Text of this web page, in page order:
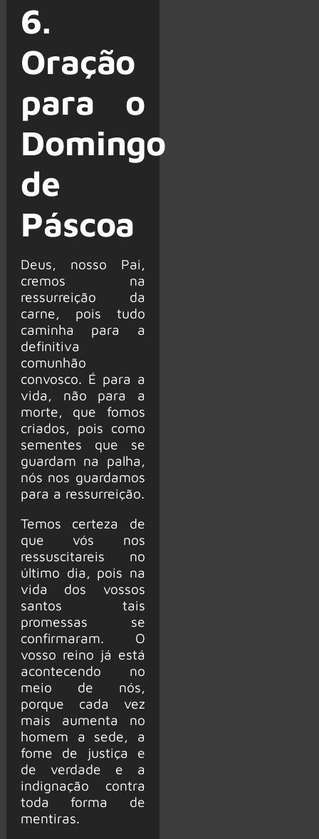
6.
Oração
para o
Domingo
de
Páscoa
Deus, nosso Pai,
cremos na
ressurreição da
carne, pois tudo
caminha para a
definitiva
comunhão
convosco. É para a
vida, não para a
morte, que fomos
criados, pois como
sementes que se
guardam na palha,
nós nos guardamos
para a ressurreição.
Temos certeza de
que vós nos
ressuscitareis no
último dia, pois na
vida dos vossos
santos tais
promessas se
confirmaram. O
vosso reino já está
acontecendo no
meio de nós,
porque cada vez
mais aumenta no
homem a sede, a
fome de justiça e
de verdade e a
indignação contra
toda forma de
mentiras.